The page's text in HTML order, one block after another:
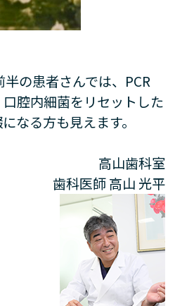
の患者さんでは、PCR
腔内細菌をリセットした
なる方も見えます。
高山歯科室
歯科医師高山 光平